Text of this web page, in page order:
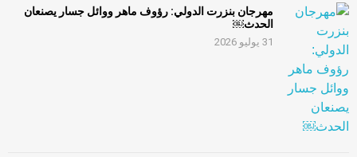
مهرجان بنزرت الدولي: رؤوف ماهر ووائل جسار يصنعان
الحدث￼
31 يوليو 2026